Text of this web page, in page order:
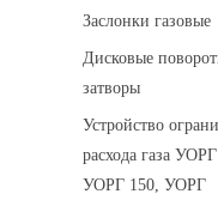
Заслонки газовые
Дисковые
затворы
Устройство
расхода газа
УОРГ 150, УОРГ